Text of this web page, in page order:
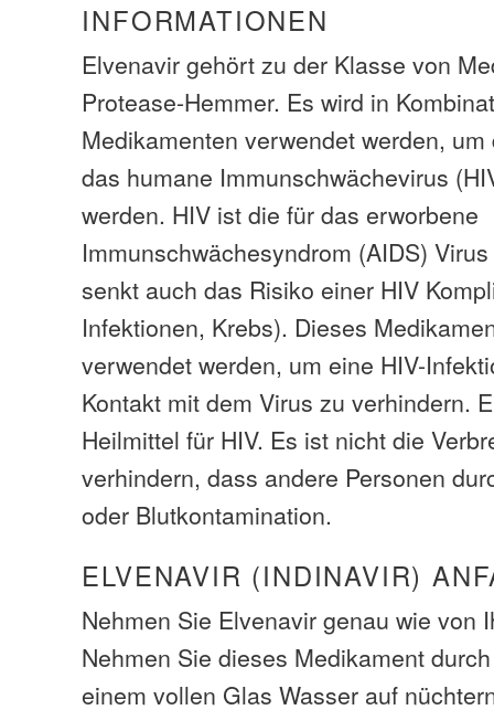
INFORMATIONEN
Elvenavir gehört zu der Klasse von
Protease-Hemmer. Es wird in
Medikamenten verwendet werden,
das humane Immunschwächevirus
werden. HIV ist die für das erworbene
Immunschwächesyndrom (AIDS)
senkt auch das Risiko einer HIV
Infektionen, Krebs). Dieses
verwendet werden, um eine HIV-
Kontakt mit dem Virus zu verhindern.
Heilmittel für HIV. Es ist nicht die
verhindern, dass andere Personen
oder Blutkontamination.
ELVENAVIR (INDINAVIR)
Nehmen Sie Elvenavir genau wie von
Nehmen Sie dieses Medikament
einem vollen Glas Wasser auf